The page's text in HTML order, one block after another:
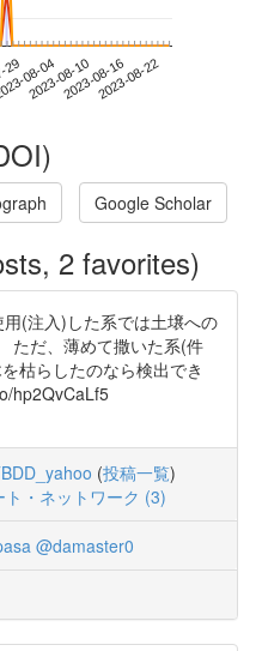
08-04
2023-08-102023-08-162023-08-22
Google Scholar
2 favorites)
(注入)した系では土壌への
ただ、薄めて撒いた系(件
枯らしたのなら検出でき
hp2QvCaLf5
(投稿一覧)
ト・ネットワーク (3)
@damaster0